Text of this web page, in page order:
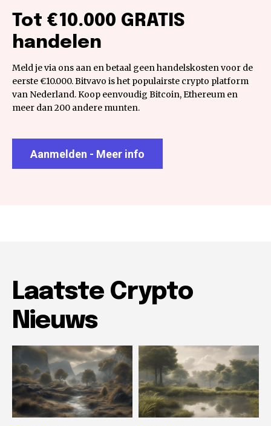
Tot €10.000 GRATIS
handelen
Meld je via ons aan en betaal geen handelskosten voor de
eerste €10.000. Bitvavo is het populairste crypto platform
van Nederland. Koop eenvoudig Bitcoin, Ethereum en
meer dan 200 andere munten.
Aanmelden - Meer info
Laatste Crypto
Nieuws